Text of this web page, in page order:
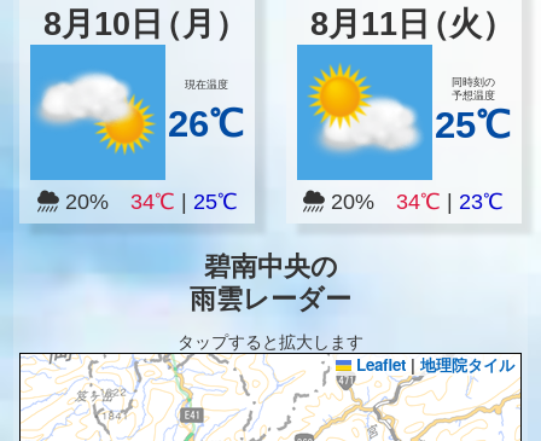
8月 10 日（月）
現在温度
26℃
20% 34℃ 25℃
8月 11日（火）
同時刻の
予想温度
25℃
20%34℃ 23℃
碧南中央の
雨雲レーダー
タップすると拡大します
Leaflet | 地理院タイル